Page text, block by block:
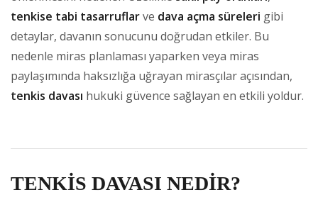
tenkise tabi tasarruflarve dava açma süreleri gibi
detaylar, davanın sonucunu doğrudan etkiler. Bu
nedenle miras planlaması yaparken veya miras
paylaşımında haksızlığa uğrayan mirasçılar açısından,
tenkis davası hukuki güvence sağlayan en etkili yoldur.
TENKİS DAVASI NEDİR?